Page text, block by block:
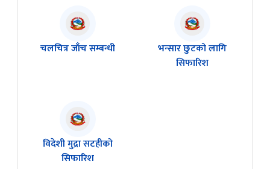
चलचित्र जाँच सम्बन्धी
भन्सार छुटको लागि
सिफारिश
विदेशी मुद्रा सटहीको
सिफारिश